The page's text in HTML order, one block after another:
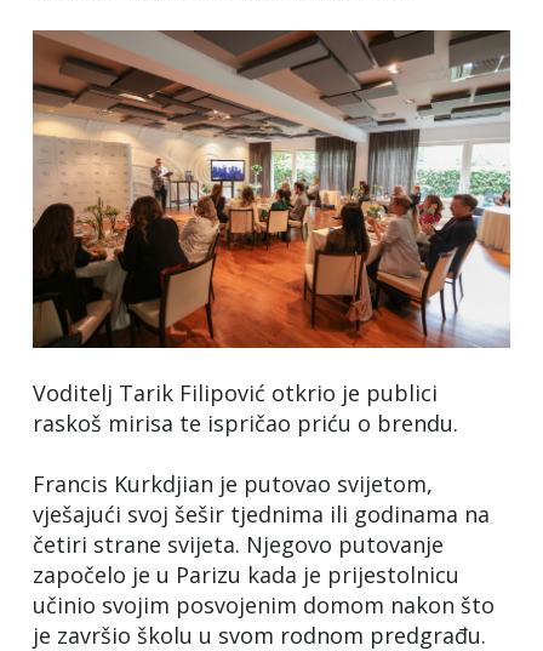
Voditelj Tarik Filipović otkrio je publici
raskoš mirisa te ispričao priću o brendu.
Francis Kurkdjian je putovao svijetom,
vješajući svoj šešir tjednima ili godinama na
četiri strane svijeta. Njegovo putovanje
započelo je u Parizu kada je prijestolnicu
učinio svojim posvojenim domom nakon što
je završio školu u svom rodnom predgrađu.